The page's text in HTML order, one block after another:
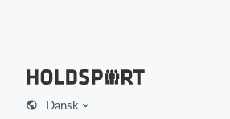
Dansk